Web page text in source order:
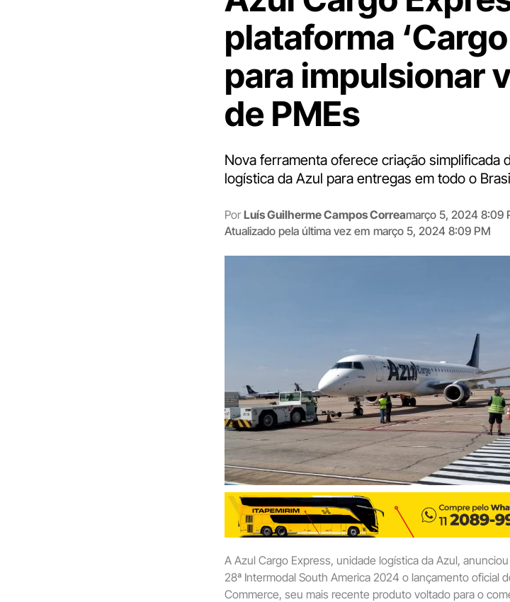
plataforma
para impulsionar
de PMEs
Nova ferramenta oferece criação simplificada
logística da Azul para entregas em todo o
Por Luís Guilherme Campos Correamarço 5, 2024 8:09
Atualizado pela última vez em março 5, 2024 8:09 PM
A Azul Cargo Express, unidade logística da Azul,
28ª Intermodal South America 2024 o lançamento oficial
Commerce, seu mais recente produto voltado para o